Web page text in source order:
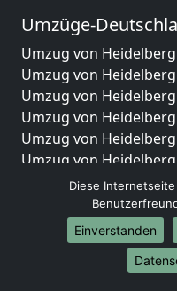
Umzüge-
Umzug von
Umzug von
Umzug von
Umzug von
Umzug von
Umzug von
Umzug von
Umzug von
Umzug von
Umzug von
Umzug von
Diese
Einverstanden